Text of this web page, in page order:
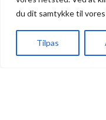
du dit samtykke til
Tilpas
kl. 16:00 -